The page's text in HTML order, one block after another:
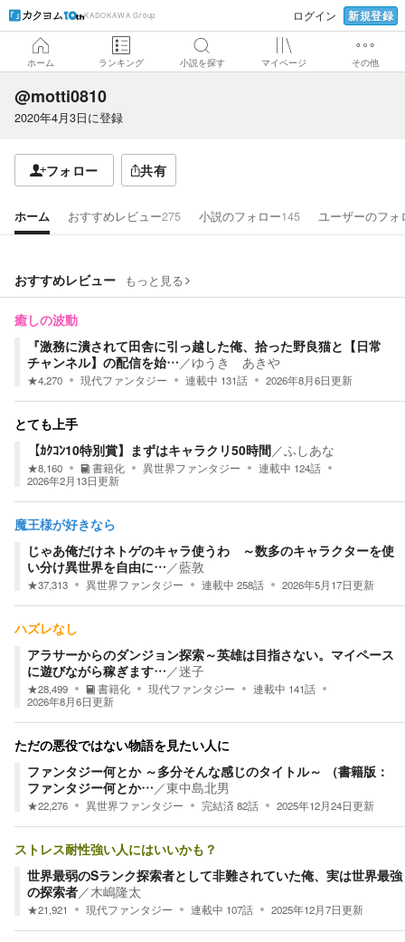
KADOKAWA Group ログイン 新規登録
ホーム ランキング 小説を探す マイページ その他
@motti0810
2020年4月3日に登録
フォロー 共有
ホーム おすすめレビュー275 小説のフォロー145 ユーザーのフォ
おすすめレビュー もっと見る
癒しの波動
『激務に潰されて田舎に引っ越した俺、拾った野良猫と【日常
チャンネル】の配信を始…／ゆうき あきや
★4,270 現代ファンタジー 連載中 131話 2026年8月6日更新
とても上手
【ｶｸｺﾝ10特別賞】まずはキャラクリ50時間／ふしあな
★8,160 書籍化 異世界ファンタジー 連載中 124話
2026年2月13日更新
魔王様が好きなら
じゃあ俺だけネトゲのキャラ使うわ ～数多のキャラクターを使
い分け異世界を自由に…／藍敦
★37,313 異世界ファンタジー 連載中 258話 2026年5月17日更新
ハズレなし
アラサーからのダンジョン探索～英雄は目指さない。マイペース
に遊びながら稼ぎます…／迷子
★28,499 書籍化 現代ファンタジー 連載中 141話
2026年8月6日更新
ただの悪役ではない物語を見たい人に
ファンタジー何とか ～多分そんな感じのタイトル～ （書籍版：
ファンタジー何とか…／東中島北男
★22,276 異世界ファンタジー 完結済82話 2025年12月24日更新
ストレス耐性強い人にはいいかも？
世界最弱のSランク探索者として非難されていた俺、実は世界最強
の探索者／木嶋隆太
★21,921 現代ファンタジー 連載中 107話 2025年12月7日更新